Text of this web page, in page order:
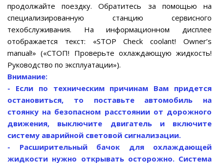
продолжайте поездку. Обратитесь за помощью на
специализированную станцию сервисного
техобслуживания. На информационном дисплее
отображается текст: «STOP Check coolant! Owner’s
manual!» («СТОП! Проверьте охлаждающую жидкость!
Руководство по эксплуатации»).
Внимание:
- Если по техническим причинам Вам придется
остановиться, то поставьте автомобиль на
стоянку на безопасном расстоянии от дорожного
движения, выключите двигатель и включите
систему аварийной световой сигнализации.
- Расширительный бачок для охлаждающей
жидкости нужно открывать осторожно. Система